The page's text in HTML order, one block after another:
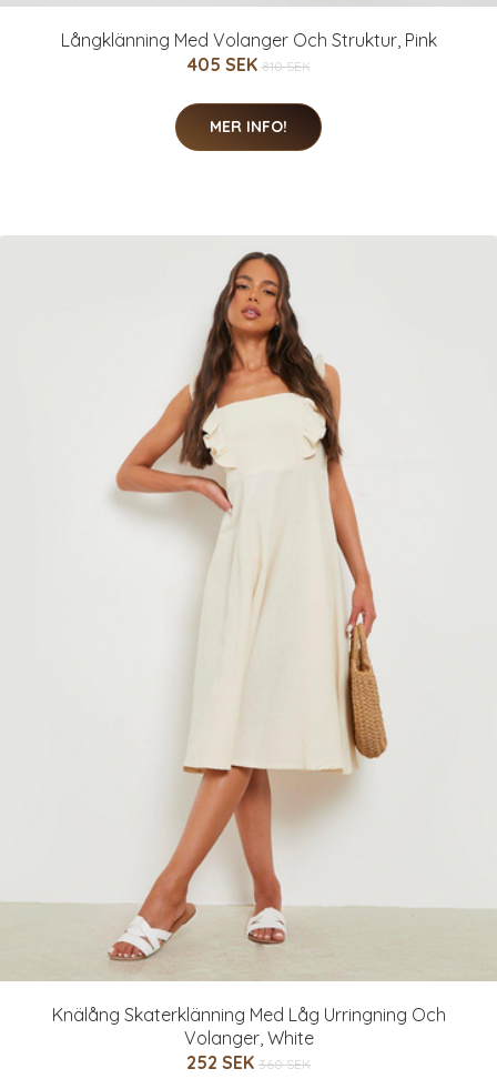
Långklänning Med Volanger Och Struktur, Pink
405 SEK 810 SEK
MER INFO!
Knälång Skaterklänning Med Låg Urringning Och
Volanger, White
252 SEK 360 SEK